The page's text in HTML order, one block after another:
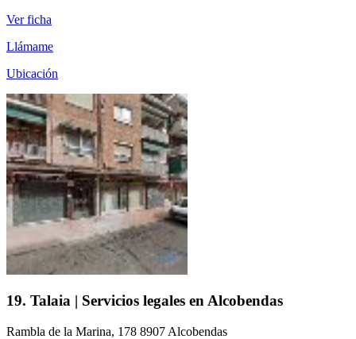
Ver ficha
Llámame
Ubicación
19. Talaia | Servicios legales en Alcobendas
Rambla de la Marina, 178 8907 Alcobendas